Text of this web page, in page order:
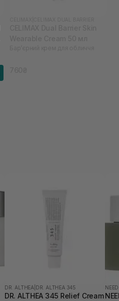
DR. ALTHEA DR. ALTHEA 345
DR. ALTHEA 345 Relief Cream